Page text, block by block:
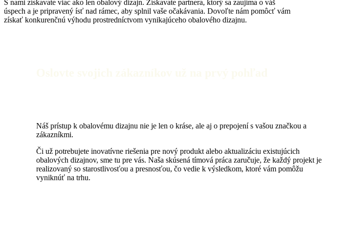
S nami získavate viac ako len obalový dizajn. Získavate partnera, ktorý sa zaujíma o váš
úspech a je pripravený ísť nad rámec, aby splnil vaše očakávania. Dovoľte nám pomôcť vám
získať konkurenčnú výhodu prostredníctvom vynikajúceho obalového dizajnu.
Náš prístup k obalovému dizajnu nie je len o kráse, ale aj o prepojení s vašou značkou a
zákazníkmi.
Či už potrebujete inovatívne riešenia pre nový produkt alebo aktualizáciu existujúcich
obalových dizajnov, sme tu pre vás. Naša skúsená tímová práca zaručuje, že každý projekt je
realizovaný so starostlivosťou a presnosťou, čo vedie k výsledkom, ktoré vám pomôžu
vyniknúť na trhu.